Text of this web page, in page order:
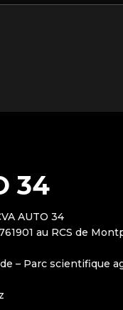
34
AUTO 34
au RCS de
– Parc scientifique